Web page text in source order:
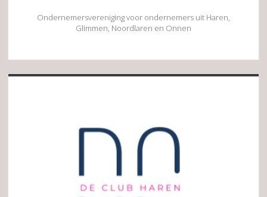
Ondernemersvereniging voor ondernemers uit Haren,
Glimmen, Noordlaren en Onnen